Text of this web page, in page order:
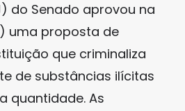
do Senado aprovou na
uma proposta de
que criminaliza
de substâncias ilícitas
quantidade. As